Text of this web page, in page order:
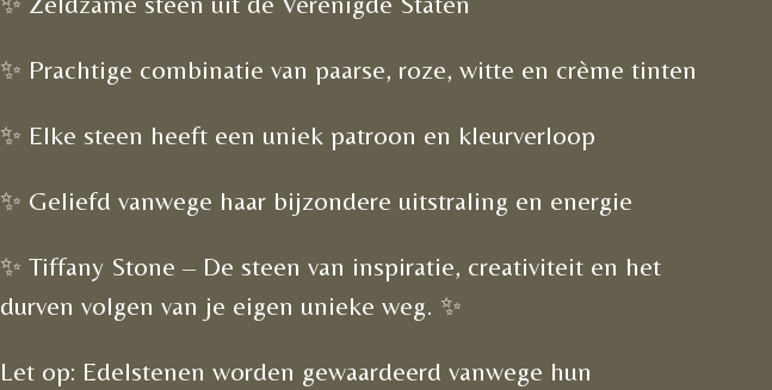
✨ Prachtige combinatie van paarse, roze, witte en crème tinten
✨ Elke steen heeft een uniek patroon en kleurverloop
✨ Geliefd vanwege haar bijzondere uitstraling en energie
✨ Tiffany Stone – De steen van inspiratie, creativiteit en het
durven volgen van je eigen unieke weg. ✨
Let op: Edelstenen worden gewaardeerd vanwege hun